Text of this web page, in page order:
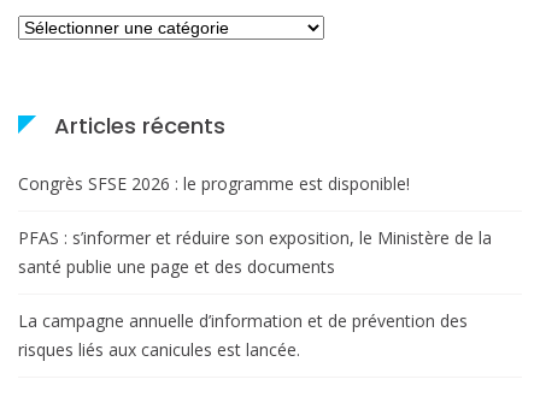
Catégories
Articles récents
Congrès SFSE 2026 : le programme est disponible!
PFAS : s’informer et réduire son exposition, le Ministère de la
santé publie une page et des documents
La campagne annuelle d’information et de prévention des
risques liés aux canicules est lancée.